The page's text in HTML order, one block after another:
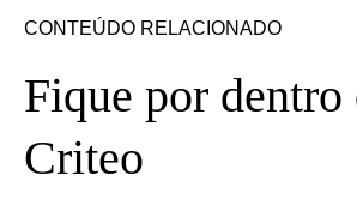
CONTEÚDO RELACIONADO
Fique por dentro
Criteo